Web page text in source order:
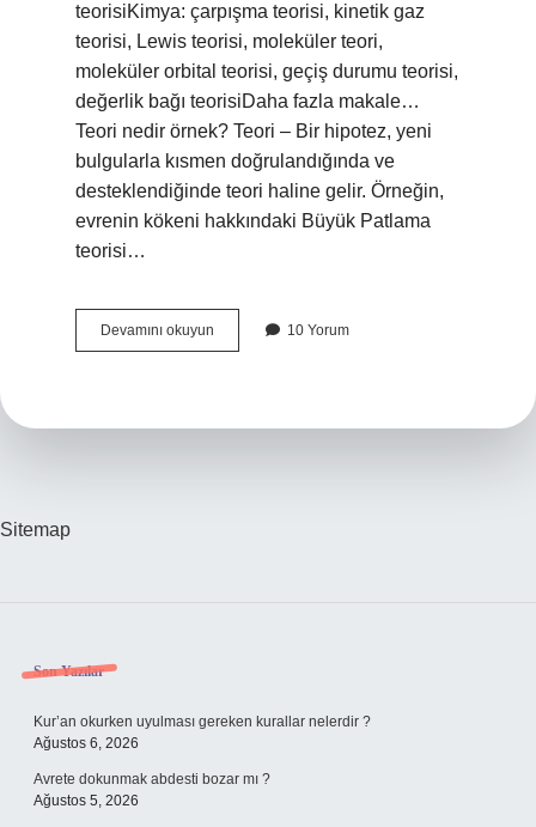
teorisiKimya: çarpışma teorisi, kinetik gaz
teorisi, Lewis teorisi, moleküler teori,
moleküler orbital teorisi, geçiş durumu teorisi,
değerlik bağı teorisiDaha fazla makale…
Teori nedir örnek? Teori – Bir hipotez, yeni
bulgularla kısmen doğrulandığında ve
desteklendiğinde teori haline gelir. Örneğin,
evrenin kökeni hakkındaki Büyük Patlama
teorisi…
Devamını okuyun
Çeşitleri
10 Yorum
Sitemap
Sidebar
Son Yazılar
Kur’an okurken uyulması gereken kurallar nelerdir ?
Ağustos 6, 2026
Avrete dokunmak abdesti bozar mı ?
Ağustos 5, 2026